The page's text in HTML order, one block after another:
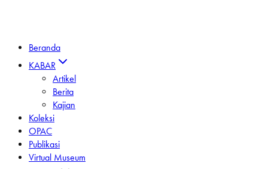
Beranda
KABAR
Artikel
Berita
Kajian
Koleksi
OPAC
Publikasi
Virtual Museum